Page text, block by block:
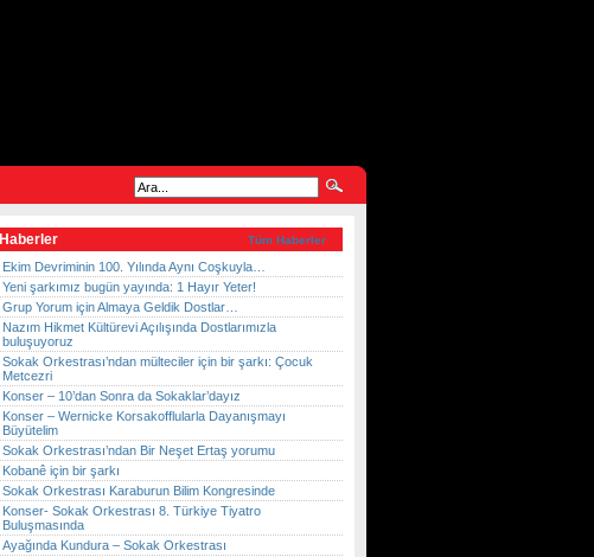
Haberler Tüm Haberler
Ekim Devriminin 100. Yılında Aynı Coşkuyla…
Yeni şarkımız bugün yayında: 1 Hayır Yeter!
Grup Yorum için Almaya Geldik Dostlar…
Nazım Hikmet Kültürevi Açılışında Dostlarımızla
buluşuyoruz
Sokak Orkestrası’ndan mülteciler için bir şarkı: Çocuk
Metcezri
Konser – 10’dan Sonra da Sokaklar’dayız
Konser – Wernicke Korsakofflularla Dayanışmayı
Büyütelim
Sokak Orkestrası’ndan Bir Neşet Ertaş yorumu
Kobanê için bir şarkı
Sokak Orkestrası Karaburun Bilim Kongresinde
Konser- Sokak Orkestrası 8. Türkiye Tiyatro
Buluşmasında
Ayağında Kundura – Sokak Orkestrası